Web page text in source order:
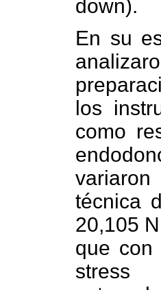
down).
En su
los
como
técnica
20,105
que con
stress